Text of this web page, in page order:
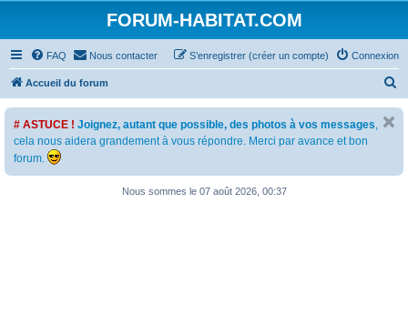
FORUM-HABITAT.COM
FAQ Nous contacter Connexion
S’enregistrer (créer un compte)
Accueil du forum
e
# ASTUCE ! Joignez, autant que possible, des photos à vos messages,
cela nous aidera grandement à vous répondre. Merci par avance et bon
forum.
Nous sommes le 07 août 2026, 00:37